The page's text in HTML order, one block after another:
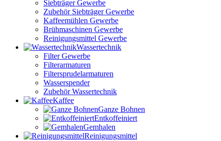
Siebträger Gewerbe
Zubehör Siebträger Gewerbe
Kaffeemühlen Gewerbe
Brühmaschinen Gewerbe
Reinigungsmittel Gewerbe
Wassertechnik
Filter Gewerbe
Filterarmaturen
Filtersprudelarmaturen
Wasserspender
Zubehör Wassertechnik
Kaffee
Ganze Bohnen
Entkoffeiniert
Gemhalen
Reinigungsmittel